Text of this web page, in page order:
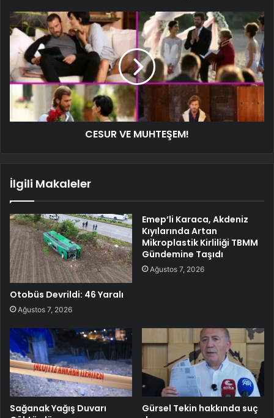
CESUR VE MUHTEŞEM!
İlgili Makaleler
Otobüs Devrildi: 46 Yaralı
Ağustos 7, 2026
Emep’li Karaca, Akdeniz
Kıyılarında Artan
Mikroplastik Kirliliği TBMM
Gündemine Taşıdı
Ağustos 7, 2026
Sağanak Yağış Duvarı
Gürsel Tekin hakkında suç